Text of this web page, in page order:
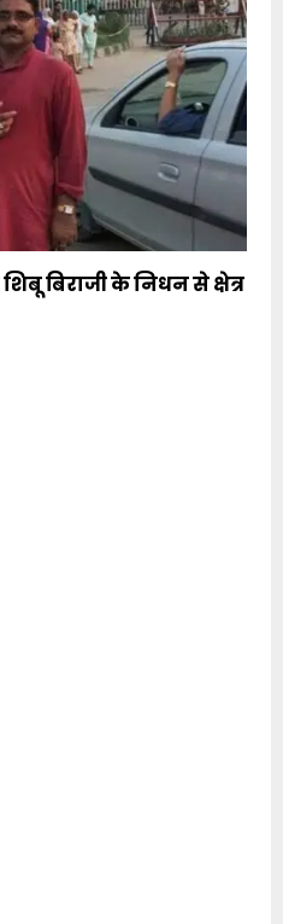
बिराजी के निधन से क्षेत्र